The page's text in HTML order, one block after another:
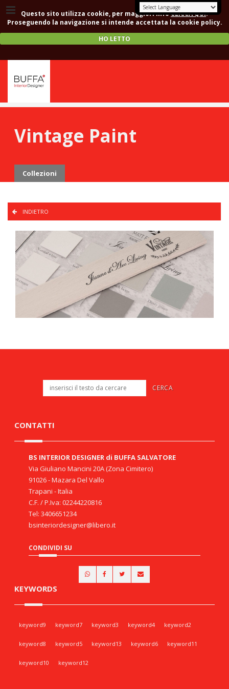
Questo sito utilizza cookie, per maggiori infoCLICCA QUI.
Proseguendo la navigazione si intende accettata la cookie policy.
HO LETTO
Vintage Paint
Collezioni
INDIETRO
CONTATTI
BS INTERIOR DESIGNER di BUFFA SALVATORE
Via Giuliano Mancini 20A (Zona Cimitero)
91026 - Mazara Del Vallo
Trapani - Italia
C.F. / P.Iva: 02244220816
Tel: 3406651234
bsinteriordesigner@libero.it
CONDIVIDI SU
KEYWORDS
keyword9 keyword7 keyword3 keyword4 keyword2
keyword8 keyword5 keyword13 keyword6 keyword11
keyword10 keyword12